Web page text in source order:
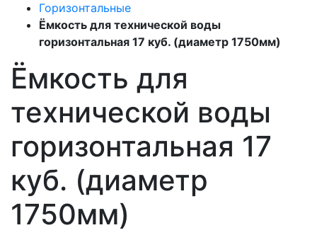
Горизонтальные
Ёмкость для технической воды
горизонтальная 17 куб. (диаметр 1750мм)
Ёмкость для
технической воды
горизонтальная 17
куб. (диаметр
1750мм)